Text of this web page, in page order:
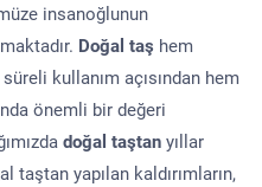
insanoğlunun
Doğal taş hem
süreli kullanım açısından hem
önemli bir değeri
doğal taştan yıllar
taştan yapılan kaldırımların,